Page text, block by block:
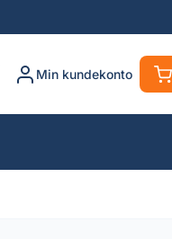
Min kundekonto